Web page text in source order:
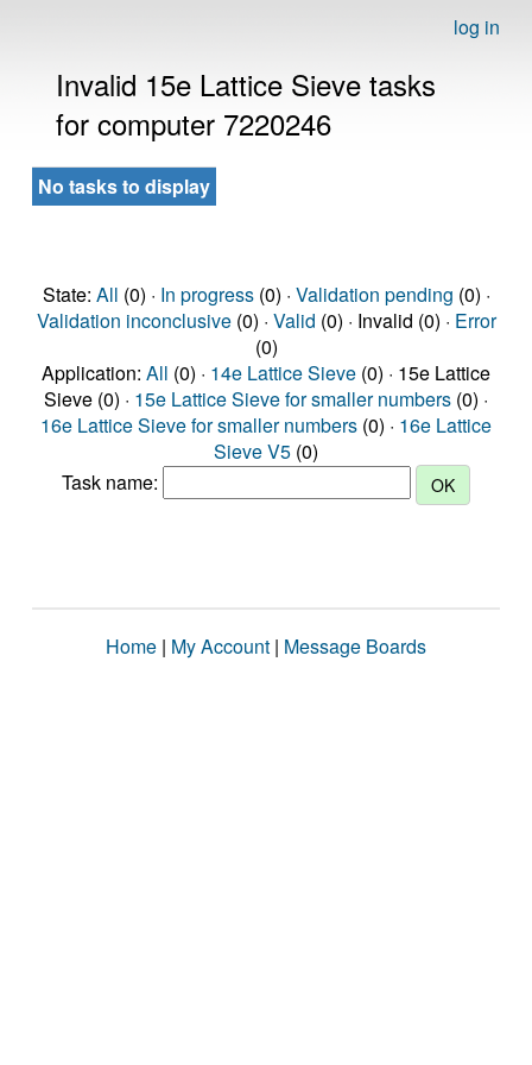
log in
Invalid 15e Lattice Sieve tasks
for computer 7220246
No tasks to display
State: All (0) · In progress(0) · Validation pending (0) ·
Validation inconclusive(0) · Valid (0) · Invalid (0) · Error
(0)
Application: All (0) · 14e Lattice Sieve (0) · 15e Lattice
Sieve (0) · 15e Lattice Sieve for smaller numbers (0) ·
16e Lattice Sieve for smaller numbers (0) · 16e Lattice
Sieve V5 (0)
Task name:
Home | My Account | Message Boards